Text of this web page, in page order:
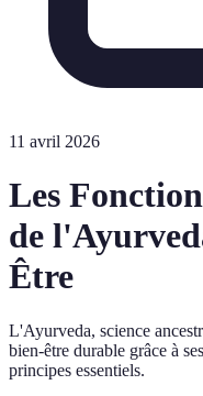
11 avril 2026
Les
de
Être
L'Ayurveda, science
bien-être durable grâce à
principes essentiels.